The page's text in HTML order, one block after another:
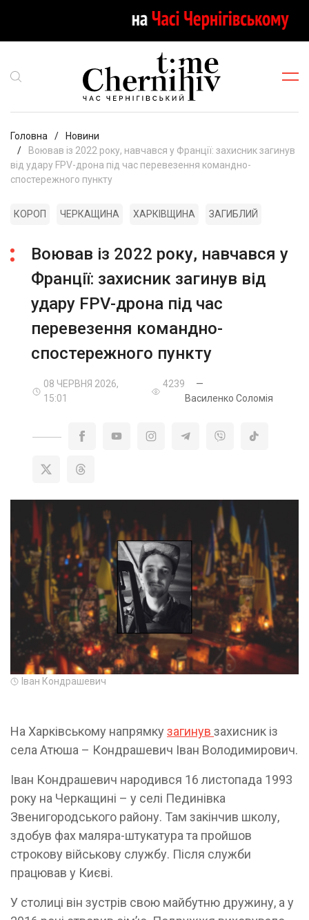
Головна
Новини
Воював із 2022 року, навчався у Франції: захисник загинув
від удару FPV-дрона під час перевезення командно-
спостережного пункту
КОРОП ЧЕРКАЩИНА ХАРКІВЩИНА ЗАГИБЛИЙ
Воював із 2022 року, навчався у
Франції: захисник загинув від
удару FPV-дрона під час
перевезення командно-
спостережного пункту
08 ЧЕРВНЯ 2026,
15:01
4239
—
Василенко Соломія
Іван Кондрашевич
На Харківському напрямку загинув захисник із
села Атюша – Кондрашевич Іван Володимирович.
Іван Кондрашевич народився 16 листопада 1993
року на Черкащині – у селі Пединівка
Звенигородського району. Там закінчив школу,
здобув фах маляра-штукатура та пройшов
строкову військову службу. Після служби
працював у Києві.
У столиці він зустрів свою майбутню дружину, а у